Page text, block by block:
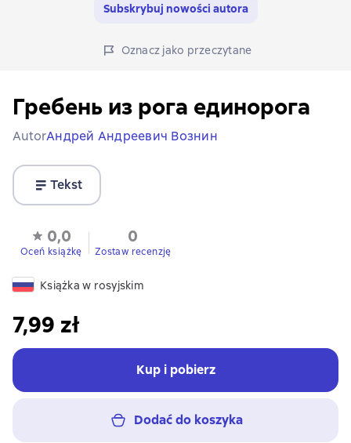
Subskrybuj nowości autora
Oznacz jako przeczytane
Гребень из рога единорога
AutorАндрей Андреевич Вознин
Tekst
0,0
Oceń książkę
0
Zostaw recenzję
Książka w rosyjskim
7,99 zł
Kup i pobierz
Dodać do koszyka